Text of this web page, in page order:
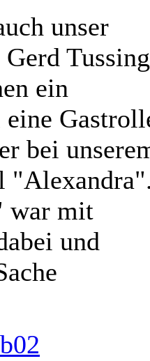
unser
Tussing
ein
eine
bei
war mit
und